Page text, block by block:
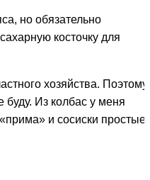
но обязательно
косточку для
хозяйства. Поэтому
буду. Из колбас у меня
и сосиски простые